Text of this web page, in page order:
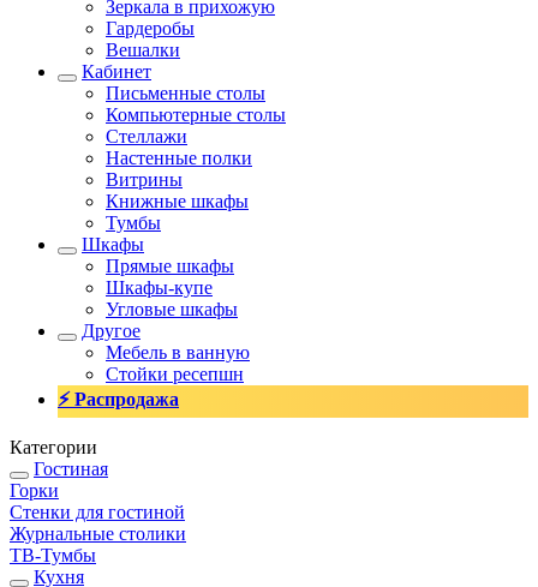
Зеркала в прихожую
Гардеробы
Вешалки
Кабинет
Письменные столы
Компьютерные столы
Стеллажи
Настенные полки
Витрины
Книжные шкафы
Тумбы
Шкафы
Прямые шкафы
Шкафы-купе
Угловые шкафы
Другое
Мебель в ванную
Стойки ресепшн
⚡ Распродажа
Категории
Гостиная
Горки
Стенки для гостиной
Журнальные столики
TВ-Тумбы
Кухня